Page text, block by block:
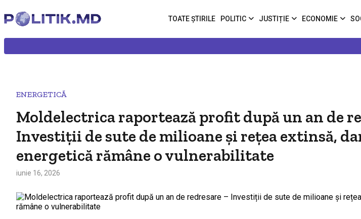
TOATE ȘTIRILE POLITIC JUSTIȚIE ECONOMIE
ENERGETICĂ
Moldelectrica raportează profit după un an de
Investiții de sute de milioane și rețea extinsă,
energetică rămâne o vulnerabilitate
iunie 16, 2026